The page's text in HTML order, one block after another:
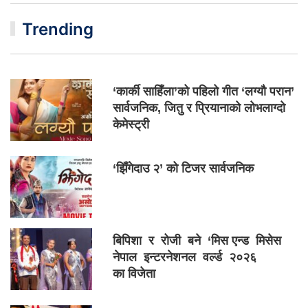
Trending
‘कार्की साहिँला’को पहिलो गीत ‘लग्यौ परान’
सार्वजनिक, जितु र प्रियानाको लोभलाग्दो
केमेस्ट्री
‘झिँगेदाउ २’ को टिजर सार्वजनिक
बिपिशा र रोजी बने ‘मिस एन्ड मिसेस
नेपाल इन्टरनेशनल वर्ल्ड २०२६
का विजेता